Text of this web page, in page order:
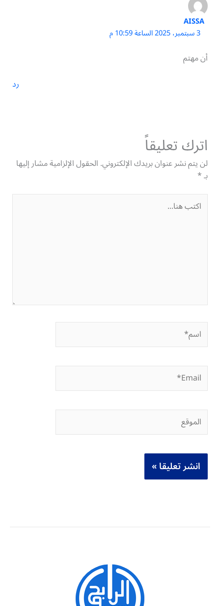
AISSA
3 سبتمبر، 2025 الساعة 10:59 م
أن مهتم
رد
اترك تعليقاً
لن يتم نشر عنوان بريدك الإلكتروني.الحقول الإلزامية مشار إليها
بـ*
اكتب
هنا...
اسم*
Email*
الموقع